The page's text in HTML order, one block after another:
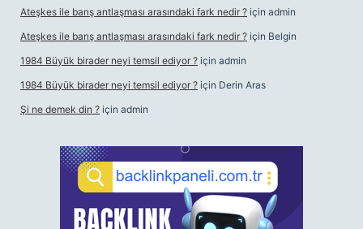
Ateşkes ile barış antlaşması arasındaki fark nedir ? için admin
Ateşkes ile barış antlaşması arasındaki fark nedir ? için Belgin
1984 Büyük birader neyi temsil ediyor ? için admin
1984 Büyük birader neyi temsil ediyor ? için Derin Aras
Şi ne demek din ? için admin